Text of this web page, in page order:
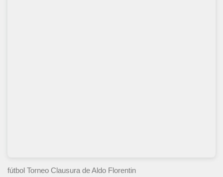
fútbol Torneo Clausura de Aldo Florentin